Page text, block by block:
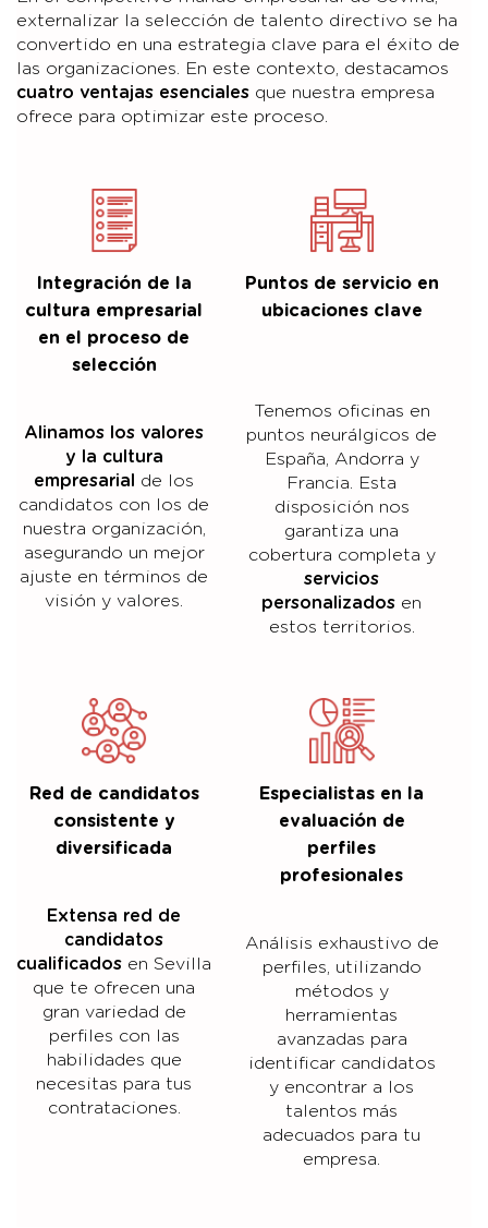
externalizar la selección de talento directivo se ha
convertido en una estrategia clave para el éxito de
las organizaciones. En este contexto, destacamos
cuatro ventajas esenciales que nuestra empresa
ofrece para optimizar este proceso.
Integración de la
cultura empresarial
en el proceso de
selección
Alinamos los valores
y la cultura
empresarial de los
candidatos con los de
nuestra organización,
asegurando un mejor
ajuste en términos de
visión y valores.
Puntos de servicio en
ubicaciones clave
Tenemos oficinas en
puntos neurálgicos de
España, Andorra y
Francia. Esta
disposición nos
garantiza una
cobertura completa y
servicios
personalizados en
estos territorios.
Red de candidatos
consistente y
diversificada
Extensa red de
candidatos
cualificados en Sevilla
que te ofrecen una
gran variedad de
perfiles con las
habilidades que
necesitas para tus
contrataciones.
Especialistas en la
evaluación de
perfiles
profesionales
Análisis exhaustivo de
perfiles, utilizando
métodos y
herramientas
avanzadas para
identificar candidatos
y encontrar a los
talentos más
adecuados para tu
empresa.